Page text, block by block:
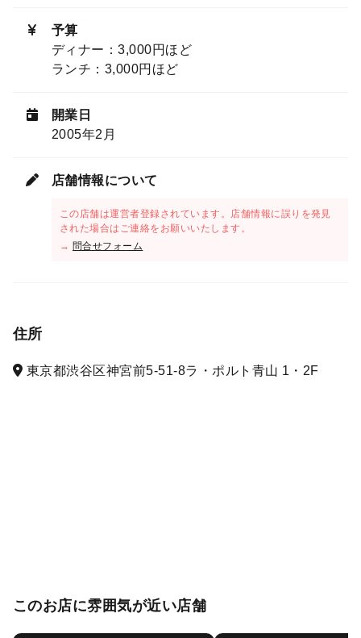
予算
ディナー：3,000円ほど
ランチ：3,000円ほど
開業日
2005年2月
店舗情報について
この店舗は運営者登録されています。店舗情報に誤りを発見
された場合はご連絡をお願いいたします。
→ 問合せフォーム
住所
東京都渋谷区神宮前5-51-8ラ・ポルト青山 1・2F
このお店に雰囲気が近い店舗